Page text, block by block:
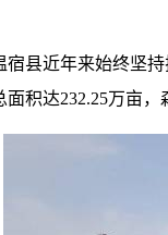
县近年来始终坚
积达232.25万亩